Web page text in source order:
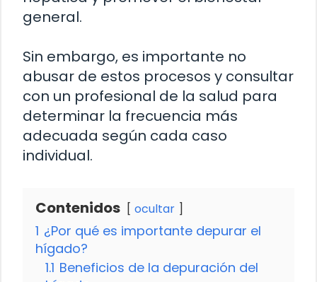
general.
Sin embargo, es importante no
abusar de estos procesos y consultar
con un profesional de la salud para
determinar la frecuencia más
adecuada según cada caso
individual.
Contenidos ocultar
1 ¿Por qué es importante depurar el
hígado?
1.1 Beneficios de la depuración del